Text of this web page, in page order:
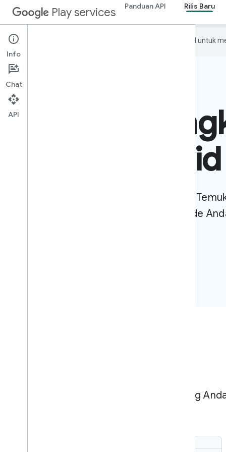
Play services Panduan API Rilis Baru
Google menggunakan teknologi AI untuk
untuk Android
Buat aplikasi untuk miliaran perangkat.
dan referensi API untuk mewujudkan ide
Temukan alat yang
Info
Chat
API